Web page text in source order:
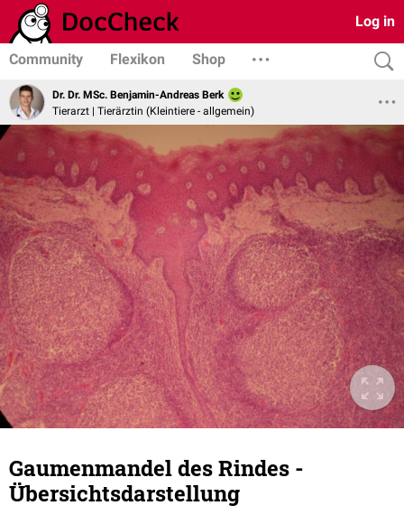
Log in
Community Flexikon Shop
Dr. Dr. MSc. Benjamin-Andreas Berk
Tierarzt | Tierärztin (Kleintiere - allgemein)
Gaumenmandel des Rindes -
Übersichtsdarstellung